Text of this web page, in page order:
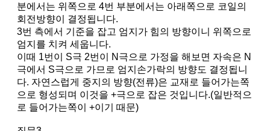
분에서는 위쪽으로 4번 부분에서는 아래쪽으로 코일의
회전방향이 결정됩니다.
3번 측에서 기준을 잡고 엄지가 힘의 방향이니 위쪽으로
엄지를 치켜 세웁니다.
이때 1번이 S극 2번이 N극으로 가정을 해보면 자속은 N
극에서 S극으로 가므로 엄지손가락의 방향도 결정됩니
다. 자연스럽게 중지의 방향(전류)은 교재로 들어가는쪽
으로 형성되며 이것을 +극으로 잡은 것입니다.(일반적으
로 들어가는쪽이 +이기 때문)